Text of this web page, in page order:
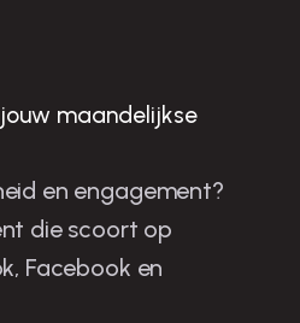
fo
maandelijkse
en engagement?
die scoort op
Facebook en